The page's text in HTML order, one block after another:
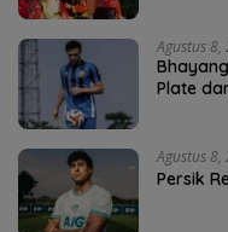
Agustus 8,
Plate
Agustus 8,
Persik